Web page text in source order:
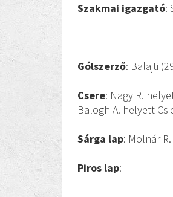
Szakmai igazgató:
Gólszerző: Balajti
Csere: Nagy R.
Balogh A. helyett
Sárga lap: Molnár
Piros lap: -